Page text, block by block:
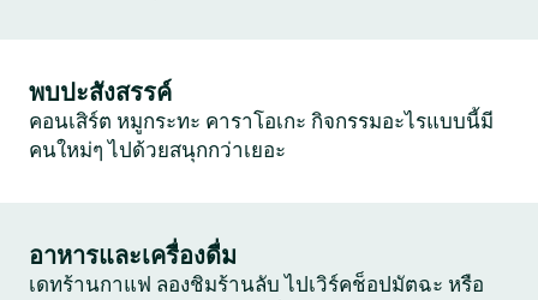
พบปะสังสรรค์
คอนเสิร์ต หมูกระทะ คาราโอเกะ กิจกรรมอะไรแบบนี้มี
คนใหม่ๆ ไปด้วยสนุกกว่าเยอะ
อาหารและเครื่องดื่ม
เดทร้านกาแฟ ลองชิมร้านลับ ไปเวิร์คช็อปมัตฉะ หรือ